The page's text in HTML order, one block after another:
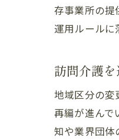
存事業所の提
運用ルールに
訪問介護
地域区分の変
再編が進んで
知や業界団体